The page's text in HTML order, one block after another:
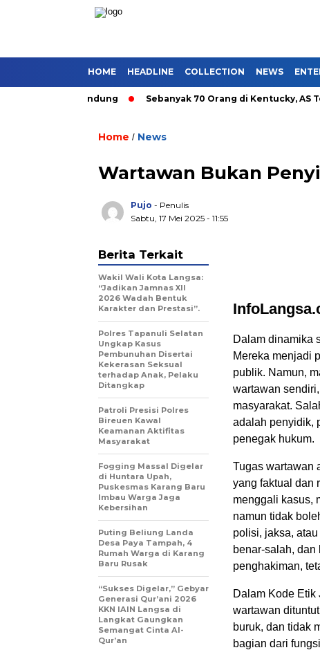
HOME HEADLINE COLLECTION NEWS
Umum di Bandung Sebanyak 70 Orang di Kentucky, AS
Home / News
Wartawan Bukan
Pujo - Penulis
Sabtu, 17 Mei 2025 - 11:55
Dalam dinamika
Mereka menjadi
publik. Namun,
wartawan
masyarakat.
adalah penyidik,
penegak hukum.
Tugas wartawan
yang faktual dan
menggali kasus,
namun tidak
polisi, jaksa,
benar-salah,
penghakiman,
Dalam Kode Etik
wartawan
buruk, dan tidak
bagian dari
Berita Terkait
Wakil Wali Kota Langsa:
“Jadikan Jamnas XII
2026 Wadah Bentuk
Karakter dan Prestasi”.
Polres Tapanuli Selatan
Ungkap Kasus
Pembunuhan Disertai
Kekerasan Seksual
terhadap Anak, Pelaku
Ditangkap
Patroli Presisi Polres
Bireuen Kawal
Keamanan Aktifitas
Masyarakat
Fogging Massal Digelar
di Huntara Upah,
Puskesmas Karang Baru
Imbau Warga Jaga
Kebersihan
Puting Beliung Landa
Desa Paya Tampah, 4
Rumah Warga di Karang
Baru Rusak
“Sukses Digelar,” Gebyar
Generasi Qur’ani 2026
KKN IAIN Langsa di
Langkat Gaungkan
Semangat Cinta Al-
Qur’an